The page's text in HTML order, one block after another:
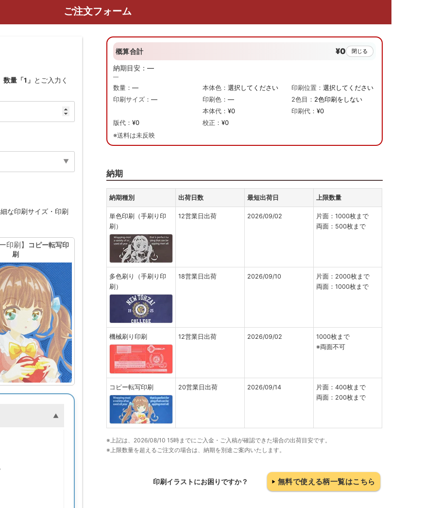
ご注文フォーム
数量「1」 とご入力く
な印刷サイズ・印刷
印刷】
コピー転写印
刷
概算合計 ¥0 閉じる
納期目安：—
—
数量：— 本体色： 選択してください 印刷位置：選択してください
印刷サイズ：— 印刷色： — 2色目： 2色印刷をしない
本体代： ¥0 印刷代：¥0
版代：¥0 校正： ¥0
※送料は未反映
納期
納期種別 出荷日数 最短出荷日 上限数量
単色印刷（手刷り印
刷）
12営業日出荷 2026/09/02
片面：1000枚まで
両面：500枚まで
多色刷り（手刷り印
刷）
18営業日出荷 2026/09/10
片面：2000枚まで
両面：1000枚まで
機械刷り印刷 12営業日出荷 2026/09/02
1000枚まで
※両面不可
コピー転写印刷 20営業日出荷 2026/09/14
片面：400枚まで
両面：200枚まで
※上記は、2026/08/10 15時までにご入金・ご入稿が確認できた場合の出荷目安です。
※上限数量を超えるご注文の場合は、納期を別途ご案内いたします。
印刷イラストにお困りですか？ 無料で使える柄一覧はこちら